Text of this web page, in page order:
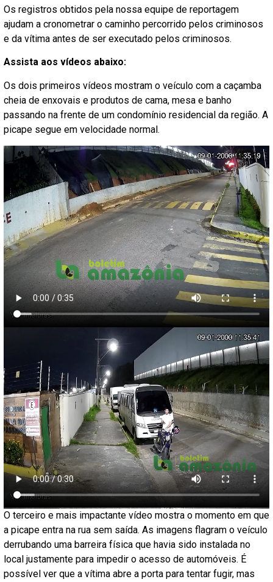
Os registros obtidos pela nossa equipe de reportagem
ajudam a cronometrar o caminho percorrido pelos criminosos
e da vítima antes de ser executado pelos criminosos.
Assista aos vídeos abaixo:
Os dois primeiros vídeos mostram o veículo com a caçamba
cheia de enxovais e produtos de cama, mesa e banho
passando na frente de um condomínio residencial da região. A
picape segue em velocidade normal.
O terceiro e mais impactante vídeo mostra o momento em que
a picape entra na rua sem saída. As imagens flagram o veículo
derrubando uma barreira física que havia sido instalada no
local justamente para impedir o acesso de automóveis. É
possível ver que a vítima abre a porta para tentar fugir, mas